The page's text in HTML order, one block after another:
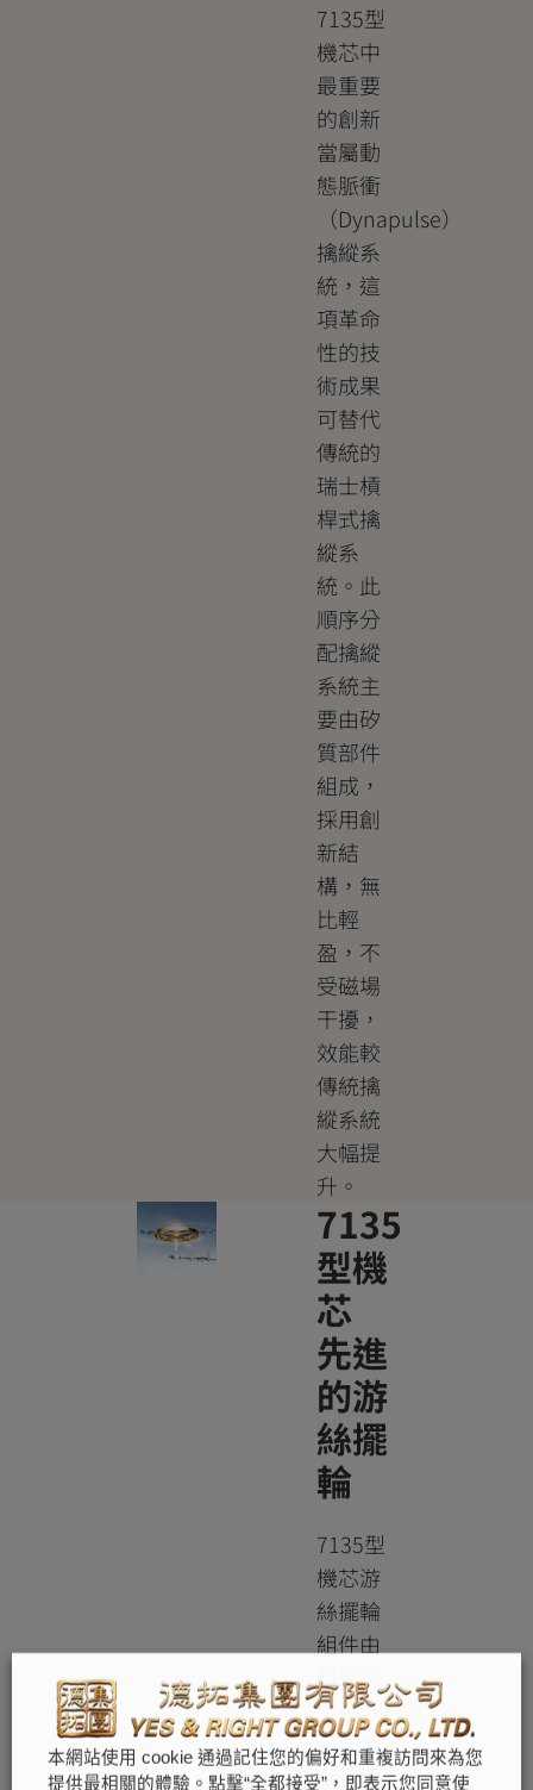
7135型
機芯中
最重要
的創新
當屬動
態脈衝
（Dynapulse）
擒縱系
統，這
項革命
性的技
術成果
可替代
傳統的
瑞士槓
桿式擒
縱系
統。此
順序分
配擒縱
系統主
要由矽
質部件
組成，
採用創
新結
構，無
比輕
盈，不
受磁場
干擾，
效能較
傳統擒
縱系統
大幅提
升。
7135
型機
芯
先進
的游
絲擺
輪
7135型
機芯游
絲擺輪
組件由
材質及
生產方
面均挑
戰重重
本網站使用 cookie 通過記住您的偏好和重複訪問來為您
提供最相關的體驗。點擊“全都接受”，即表示您同意使